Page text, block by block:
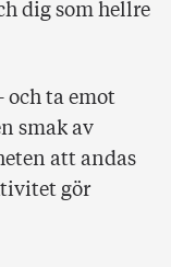
dig som hellre
och ta emot
smak av
att andas
gör